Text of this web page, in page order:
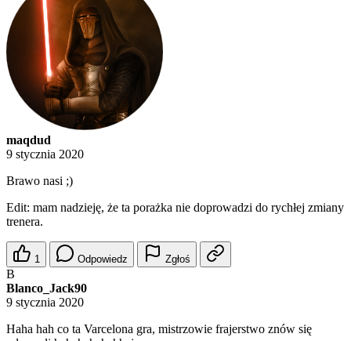
maqdud
9 stycznia 2020
Brawo nasi ;)
Edit: mam nadzieję, że ta porażka nie doprowadzi do rychłej zmiany
trenera.
1 Odpowiedz Zgłoś
B
Blanco_Jack90
9 stycznia 2020
Haha hah co ta Varcelona gra, mistrzowie frajerstwo znów się